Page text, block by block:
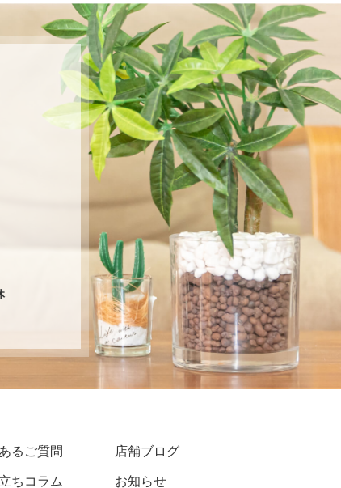
るご質問
ちコラム
店舗ブログ
お知らせ